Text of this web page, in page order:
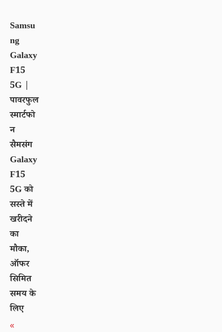
Samsu
ng
Galaxy
F15
5G |
पावरफुल
स्मार्टफो
न
सैमसंग
Galaxy
F15
5G को
सस्ते में
खरीदने
का
मौका,
ऑफर
सिमित
समय के
लिए
«